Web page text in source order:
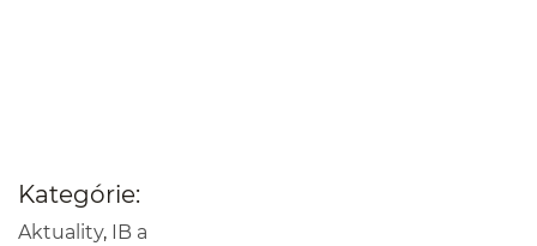
Kategórie:
Aktuality,
IB a